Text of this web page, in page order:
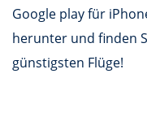
Google play für
herunter und finden
günstigsten Flüge!